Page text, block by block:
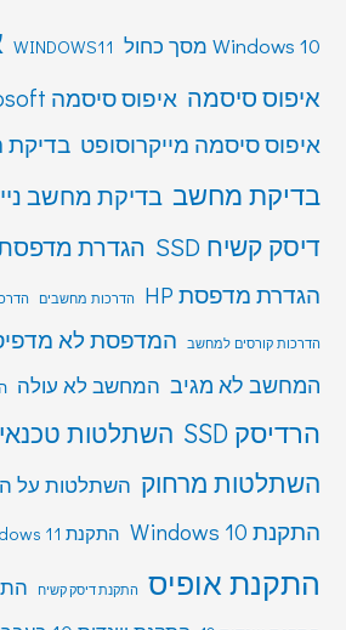
Windows 10 מסך כחול WINDOWS11
איפוס סיסמה איפוס סיסמה Microsoft
איפוס סיסמה מייקרוסופט בדיקת
בדיקת מחשב בדיקת מחשב נייד
דיסק קשיח SSD
הגדרת מדפסת
הגדרת מדפסת HP הדרכות מחשבים
הדרכות קורסים למחשב המדפסת לא
המחשב לא מגיב המחשב לא עולה
הרדיסק SSD
השתלטות טכנאי
השתלטות מרחוק השתלטות על
התקנת Windows 10 התקנת Windows 11
התקנת אופיס התקנת דיסק קשיח